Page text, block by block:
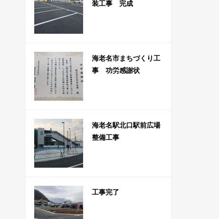
装工事 完成
海老名市まちづくり工
事 功労感謝状
海老名駅北口駅前広場
整備工事
工事完了